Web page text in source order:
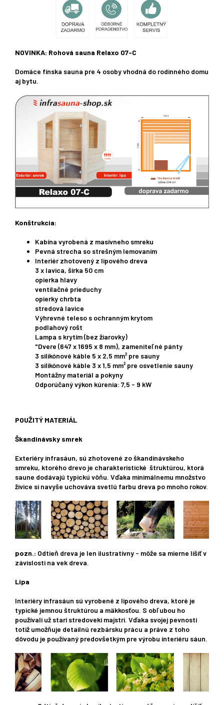
NOVINKA: Rohová sauna Relaxo 07-C
Domáce fínska sauna pre 4 osobyvhodná do rodinného domu
aj bytu.
Konštrukcia:
Kabína vyrobená z masívneho smreku
Pevná strecha so strešným lemovaním
Interiér zhotovený z lipového dreva
3 x lavica, šírka 50 cm
opierka hlavy
ventilačné prieduchy
opierky chrbta
stredová lavice
Výhrevné teleso s ochranným krytom
podlahový rošt
Lampa s krytím (bez žiarovky)
"Dvere (647 x 1695 x 8 mm), zameniteľné pánty
3 silikónové káble 5 x 2,5 mm² pre sauny
3 silikónové káble 3 x 1,5 mm² pre osvetlenie sauny
Montážny materiál a pokyny
Odporúčaný výkon kúrenia: 7,5 - 9 kW
POUŽITÝ MATERIÁL
Škandinávsky smrek
Exteriéry infrasáun, sú zhotovené zo škandinávskeho
smreku, ktorého drevo je charakteristické štruktúrou, ktorá
saune dodávajú typickú vôňu. Vďaka minimálnemu množstvo
živice si navyše uchováva svetlú farbu dreva po mnoho rokov.
pozn.: Odtieň dreva je len ilustratívny - môže sa mierne líšiťv
závislosti na vek dreva.
Lipa
Interiéry infrasáun sú vyrobené z lipového dreva, ktoré je
typické jemnou štruktúrou a mäkkosťou. S obľubou ho
používali už starí stredovekí majstri. Vďaka svojej pevnosti
totiž umožňuje detailnú rezbársku prácu a práve z toho
dôvodu je používaný predovšetkým pre výrobu interiéru sáun.